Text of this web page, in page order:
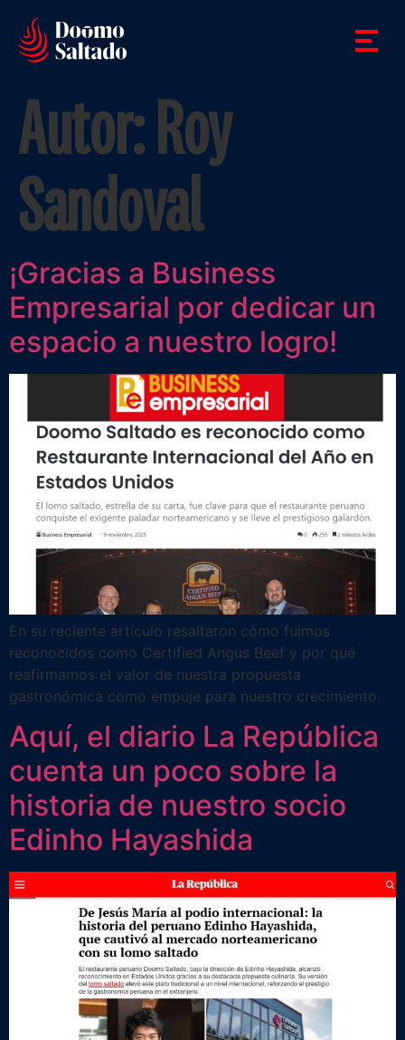
Autor:Roy
Sandoval
¡Gracias a Business
Empresarial por dedicar un
espacio a nuestro logro!
En su reciente artículo resaltaron cómo fuimos
reconocidos como Certified Angus Beef y por qué
reafirmamos el valor de nuestra propuesta
gastronómica como empuje para nuestro crecimiento.
Aquí, el diario La República
cuenta un poco sobre la
historia de nuestro socio
Edinho Hayashida